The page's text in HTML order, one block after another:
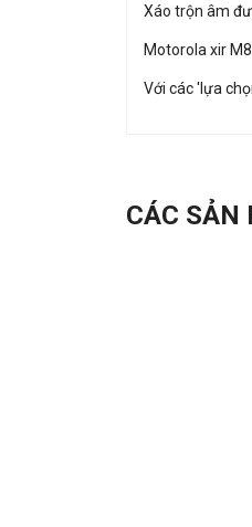
Xáo trộn âm
Motorola xir
Với các 'lựa
CÁC SẢN